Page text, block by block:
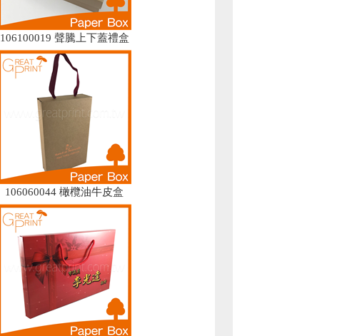
106100019 聲騰上下蓋禮盒
106060044 橄欖油牛皮盒